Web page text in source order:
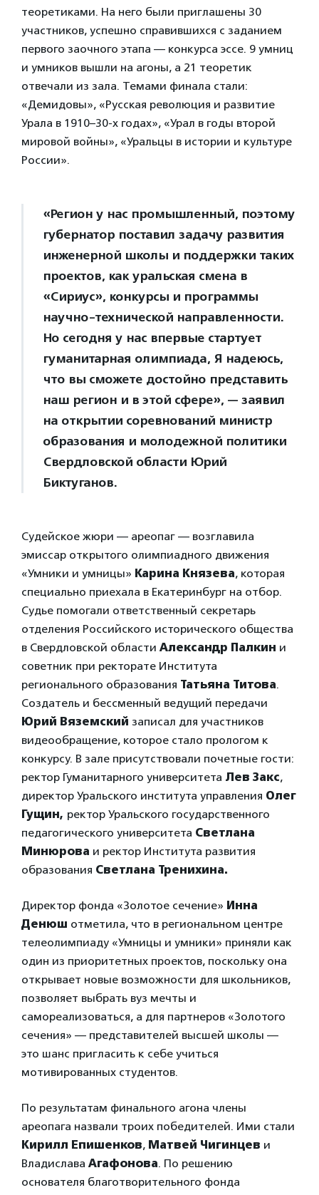
теоретиками. На него были приглашены 30
участников, успешно справившихся с заданием
первого заочного этапа — конкурса эссе. 9 умниц
и умников вышли на агоны, а 21 теоретик
отвечали из зала. Темами финала стали:
«Демидовы», «Русская революция и развитие
Урала в 1910–30-х годах», «Урал в годы второй
мировой войны», «Уральцы в истории и культуре
России».
«Регион у нас промышленный, поэтому
губернатор поставил задачу развития
инженерной школы и поддержки таких
проектов, как уральская смена в
«Сириус», конкурсы и программы
научно-технической направленности.
Но сегодня у нас впервые стартует
гуманитарная олимпиада, Я надеюсь,
что вы сможете достойно представить
наш регион и в этой сфере», — заявил
на открытии соревнований министр
образования и молодежной политики
Свердловской области Юрий
Биктуганов.
Судейское жюри — ареопаг — возглавила
эмиссар открытого олимпиадного движения
«Умники и умницы» Карина Князева, которая
специально приехала в Екатеринбург на отбор.
Судье помогали ответственный секретарь
отделения Российского исторического общества
в Свердловской области Александр Палкин и
советник при ректорате Института
регионального образования Татьяна Титова.
Создатель и бессменный ведущий передачи
Юрий Вяземский записал для участников
видеообращение, которое стало прологом к
конкурсу. В зале присутствовали почетные гости:
ректор Гуманитарного университета Лев Закс,
директор Уральского института управления Олег
Гущин, ректор Уральского государственного
педагогического университета Светлана
Минюрова и ректор Института развития
образования Светлана Тренихина.
Директор фонда «Золотое сечение» Инна
Денюш отметила, что в региональном центре
телеолимпиаду «Умницы и умники» приняли как
один из приоритетных проектов, поскольку она
открывает новые возможности для школьников,
позволяет выбрать вуз мечты и
самореализоваться, а для партнеров «Золотого
сечения» — представителей высшей школы —
это шанс пригласить к себе учиться
мотивированных студентов.
По результатам финального агона члены
ареопага назвали троих победителей. Ими стали
Кирилл Епишенков, Матвей Чигинцев и
Владислава Агафонова. По решению
основателя благотворительного фонда